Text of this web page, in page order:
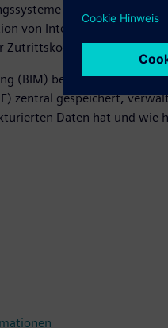
zu leisten
von Intercom. Darüber
Zutrittskontrolle
(BIM) besteht eine
zentral gespeichert,
Daten hat und wie